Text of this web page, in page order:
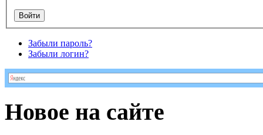
Забыли пароль?
Забыли логин?
Новое на сайте